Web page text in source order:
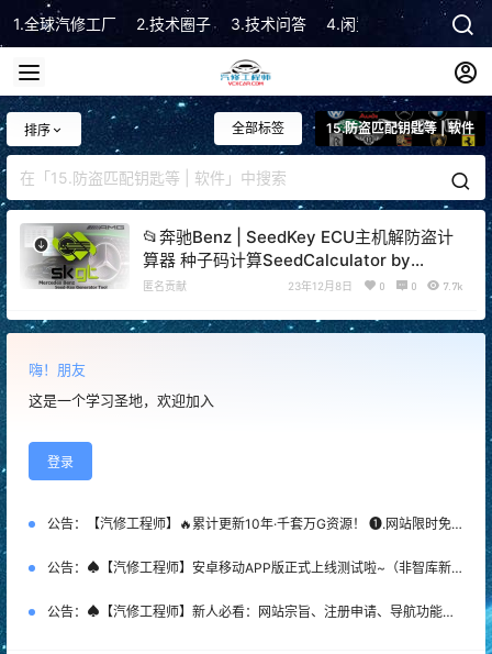
1.全球汽修工厂 2.技术圈子 3.技术问答 4.闲置市场 5.技术顾
排序 全部标签 15.防盗匹配钥匙等 | 软件
📂奔驰Benz | SeedKey ECU主机解防盗计
算器 种子码计算SeedCalculator by
CODeH1 DeR v2.3（122M）
匿名贡献 23年12月8日 0 0 7.7k
嗨！朋友
这是一个学习圣地，欢迎加入
登录
公告： 【汽修工程师】🔥累计更新10年·千套万G资源！ ❶.网站限时免费注册！ ❷.新客首次SVIP特惠：￥365 ❸.老会员永久SVIP补：￥666 （名额50个，加微优先）【管理员】微DataAuto
公告： ♠【汽修工程师】安卓移动APP版正式上线测试啦~（非智库新系统）
公告： ♠【汽修工程师】新人必看：网站宗旨、注册申请、导航功能、下载权限、快速查询等常用指南说明！